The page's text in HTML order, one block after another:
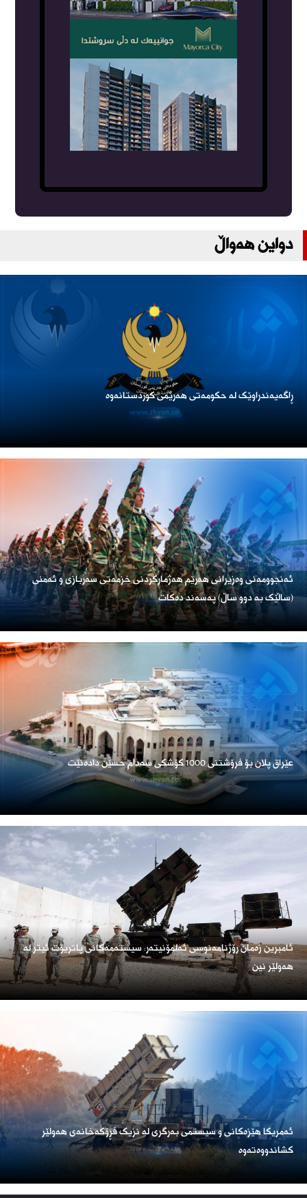
دواین هەواڵ
ڕاگەیەندراوێک لە حکومەتی هەرێمی کوردستانەوە
ئەنجوومەنی وەزیرانی هەرێم هەژمارکردنی خزمەتی سەربازی و ئەمنی
(ساڵێک بە دوو ساڵ) پەسەند دەکات
عێراق پلان بۆ فرۆشتنی 1000 کۆشکی سەدام حسێن دادەنێت
ئامبرین زەمان رۆژنامەنوسی ئەلمۆنیتەر: سیستەمەکانی پاتریۆت ئیتر لە
هەولێر نین
ئەمریكا هێزەكانی و سیستمی بەرگری لە نزیک فڕۆكەخانەی هەولێر
كشاندووەتەوە